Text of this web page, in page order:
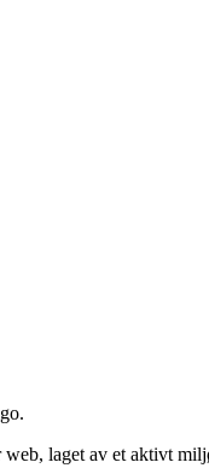
laget av et aktivt